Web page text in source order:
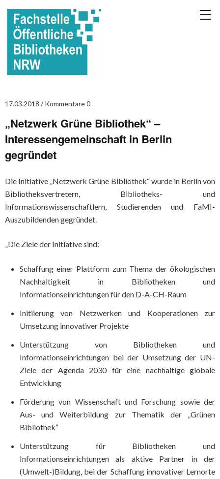
17.03.2018 Kommentare 0
„Netzwerk Grüne Bibliothek“ –
Interessengemeinschaft in Berlin
gegründet
Die Initiative „Netzwerk Grüne Bibliothek“ wurde in Berlin von
Bibliotheksvertretern, Bibliotheks- und
Informationswissenschaftlern, Studierenden und FaMI-
Auszubildenden gegründet.
„Die Ziele der Initiative sind:
Schaffung einer Plattform zum Thema der ökologischen
Nachhaltigkeit in Bibliotheken und
Informationseinrichtungen für den D-A-CH-Raum
Initiierung von Netzwerken und Kooperationen zur
Umsetzung innovativer Projekte
Unterstützung von Bibliotheken und
Informationseinrichtungen bei der Umsetzung der UN-
Ziele der Agenda 2030 für eine nachhaltige globale
Entwicklung
Förderung von Wissenschaft und Forschung sowie der
Aus- und Weiterbildung zur Thematik der „Grünen
Bibliothek“
Unterstützung für Bibliotheken und
Informationseinrichtungen als aktive Partner in der
(Umwelt-)Bildung, bei der Schaffung innovativer Lernorte